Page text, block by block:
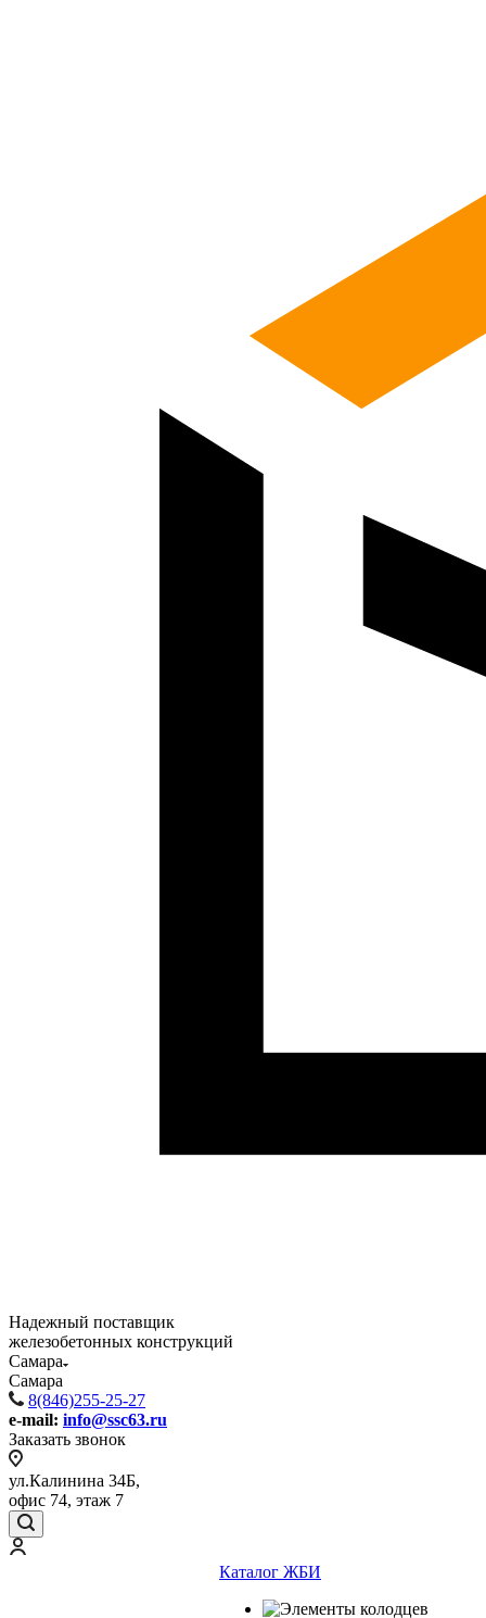
Надежный поставщик
железобетонных конструкций
Самара
Самара
8(846)255-25-27
e-mail: info@ssc63.ru
Заказать звонок
ул.Калинина 34Б,
офис 74, этаж 7
Каталог ЖБИ